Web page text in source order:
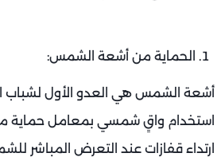
الحماية من أشعة الشمس:
أشعة الشمس هي العدو الأول لشباب
استخدام واقٍ شمسي بمعامل حماية
ارتداء قفازات عند التعرض المباشر